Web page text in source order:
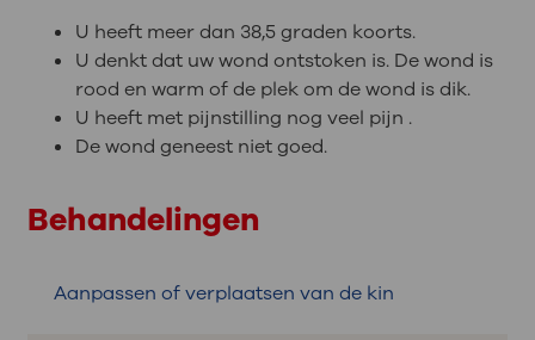
U heeft meer dan 38,5 graden koorts.
U denkt dat uw wond ontstoken is. De wond is
rood en warm of de plek om de wond is dik.
U heeft met pijnstilling nog veel pijn .
De wond geneest niet goed.
Behandelingen
Aanpassen of verplaatsen van de kin